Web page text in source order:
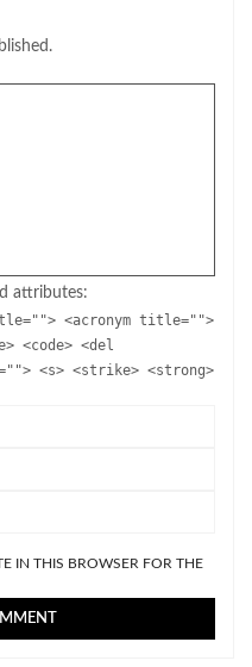
attributes:
<acronym title="">
<code> <del
<s> <strike> <strong>
IN THIS BROWSER FOR THE